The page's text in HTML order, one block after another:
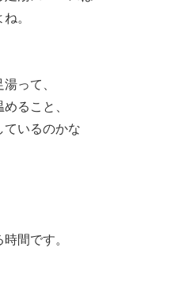
。
って、
ること、
ているのかな
間です。